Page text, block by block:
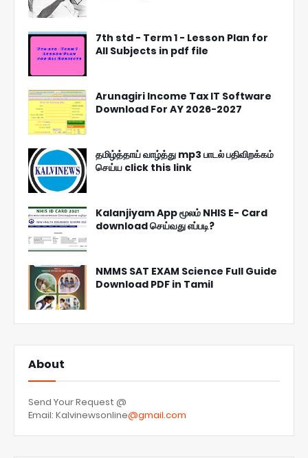
7th std - Term 1 - Lesson Plan for
All Subjects in pdf file
Arunagiri Income Tax IT Software
Download For AY 2026-2027
தமிழ்த்தாய் வாழ்த்து mp3 பாடல் பதிவிறக்கம்
செய்ய click this link
Kalanjiyam App மூலம் NHIS E- Card
download செய்வது எப்படி?
NMMS SAT EXAM Science Full Guide
Download PDF in Tamil
About
Send Your Request @
Email: Kalvinewsonline@gmail.com